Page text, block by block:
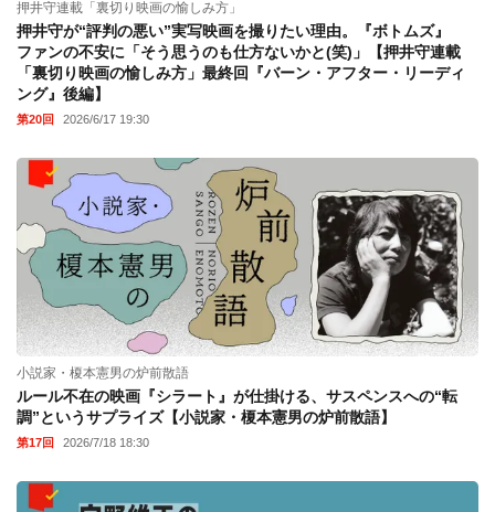
押井守連載「裏切り映画の愉しみ方」
押井守が“評判の悪い”実写映画を撮りたい理由。『ボトムズ』
ファンの不安に「そう思うのも仕方ないかと(笑)」【押井守連載
「裏切り映画の愉しみ方」最終回『バーン・アフター・リーディ
ング』後編】
第20回 2026/6/17 19:30
小説家・榎本憲男の炉前散語
ルール不在の映画『シラート』が仕掛ける、サスペンスへの“転
調”というサプライズ【小説家・榎本憲男の炉前散語】
第17回 2026/7/18 18:30